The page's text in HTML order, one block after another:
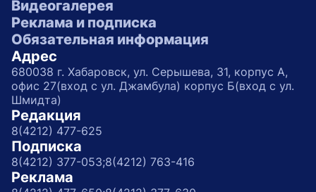
Видеогалерея
Реклама и подписка
Обязательная информация
Адрес
680038 г. Хабаровск, ул. Серышева, 31, корпус А,
офис 27(вход с ул. Джамбула) корпус Б(вход с ул.
Шмидта)
Редакция
8(4212) 477-625
Подписка
8(4212) 377-053;8(4212) 763-416
Реклама